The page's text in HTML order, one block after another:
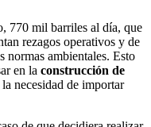
770 mil barriles al día, que
rezagos operativos y de
normas ambientales. Esto
en la construcción de
necesidad de importar